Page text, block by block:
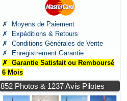
✗ Moyens de Paiement
✗ Expéditions & Retours
✗ Conditions Générales de Vente
✗ Enregistrement Garantie
✗ Garantie Satisfait ou Remboursé
6 Mois
852 Photos & 1237 Avis Pilotes